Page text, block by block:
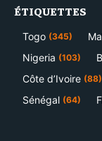
ÉTIQUETTES
Togo (345)
Nigeria (103)
Côte d’Ivoire (88)
Sénégal (64)